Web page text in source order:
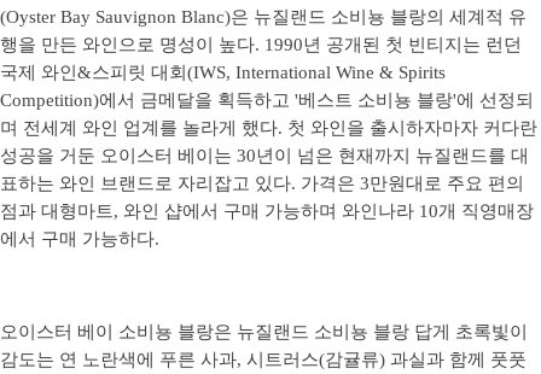
(Oyster Bay Sauvignon Blanc)은 뉴질랜드 소비뇽 블랑의 세계적 유
행을 만든 와인으로 명성이 높다. 1990년 공개된 첫 빈티지는 런던
국제 와인&스피릿 대회(IWS, International Wine & Spirits
Competition)에서 금메달을 획득하고 '베스트 소비뇽 블랑'에 선정되
며 전세계 와인 업계를 놀라게 했다. 첫 와인을 출시하자마자 커다란
성공을 거둔 오이스터 베이는 30년이 넘은 현재까지 뉴질랜드를 대
표하는 와인 브랜드로 자리잡고 있다. 가격은 3만원대로 주요 편의
점과 대형마트, 와인 샵에서 구매 가능하며 와인나라 10개 직영매장
에서 구매 가능하다.
오이스터 베이 소비뇽 블랑은 뉴질랜드 소비뇽 블랑 답게 초록빛이
감도는 연 노란색에 푸른 사과, 시트러스(감귤류) 과실과 함께 풋풋